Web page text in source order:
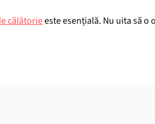
călătorieeste esențială. Nu uita să